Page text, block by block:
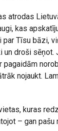
atrodas
kas
Tīsu bāzi,
un droši
pagaidām
nojaukt.
kuras
– gan